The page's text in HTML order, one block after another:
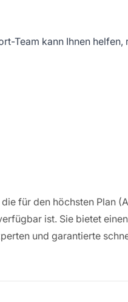
Team kann Ihnen helfen,
für den höchsten Plan
ist. Sie bietet
und garantierte